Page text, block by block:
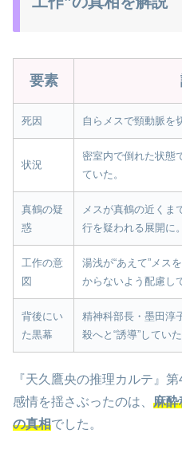
要素
死因 自らメスで頸動脈を
状況
密室内で倒れた状態
ていた。
真鶴の疑
惑
メスが真鶴の近くま
行を疑われる展開に。
工作の意
図
湯浅が“あえて”メス
からないよう配慮し
背後にい
た黒幕
精神科部長・墨田淳
殺へと“誘導”していた
『天久鷹央の推理カルテ』
感情を揺さぶったのは、 麻酔
の真相でした。